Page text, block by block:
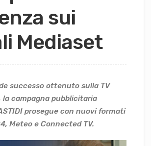
sui
Mediaset
successo ottenuto sulla TV
la campagna pubblicitaria
prosegue con nuovi formati
Meteo e Connected TV.